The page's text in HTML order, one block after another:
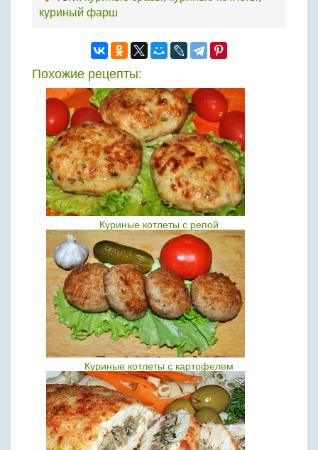
куриный фарш
Похожие рецепты:
Куриные котлеты с репой
Куриные котлеты с картофелем